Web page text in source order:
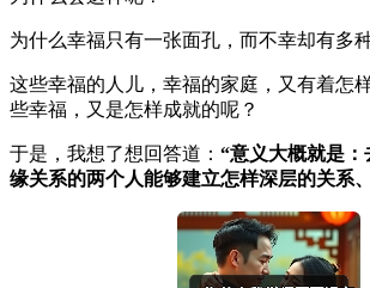
为什么幸福只有一张面孔，而不幸却有多
这些幸福的人儿，幸福的家庭，又有着怎
些幸福，又是怎样成就的呢？
于是，我想了想回答道： “意义大概就是：
缘关系的两个人能够建立怎样深层的关系